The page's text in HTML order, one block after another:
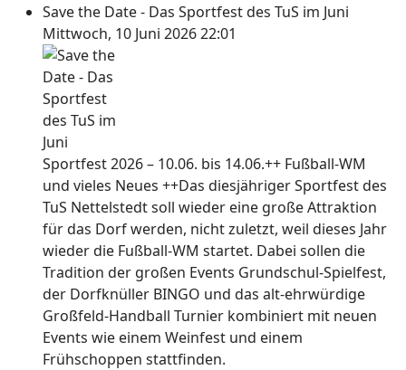
Save the Date - Das Sportfest des TuS im Juni
Mittwoch, 10 Juni 2026 22:01
Sportfest 2026 – 10.06. bis 14.06.++ Fußball-WM
und vieles Neues ++Das diesjähriger Sportfest des
TuS Nettelstedt soll wieder eine große Attraktion
für das Dorf werden, nicht zuletzt, weil dieses Jahr
wieder die Fußball-WM startet. Dabei sollen die
Tradition der großen Events Grundschul-Spielfest,
der Dorfknüller BINGO und das alt-ehrwürdige
Großfeld-Handball Turnier kombiniert mit neuen
Events wie einem Weinfest und einem
Frühschoppen stattfinden.